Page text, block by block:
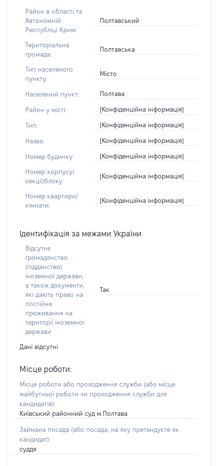
Район в області та
Автономній
Республіці Крим:
Полтавський
Територіальна
громада:
Полтавська
Тип населеного
пункту:
Місто
Населений пункт: Полтава
Район у місті: [Конфіденційна інформація]
Тип: [Конфіденційна інформація]
Назва: [Конфіденційна інформація]
Номер будинку: [Конфіденційна інформація]
Номер корпусу/
секції/блоку:
[Конфіденційна інформація]
Номер квартири/
кімнати:
[Конфіденційна інформація]
Ідентифікація за межами України
Відсутнє
громадянство
(підданство)
іноземної держави,
а також документи,
які дають право на
постійне
проживання на
території іноземної
держави
Так
Дані відсутні
Місце роботи:
Місце роботи або проходження служби (або місце
майбутньої роботи чи проходження служби для
кандидатів):
Київський районний суд м.Полтава
Займана посада (або посада, на яку претендуєте як
кандидат):
суддя